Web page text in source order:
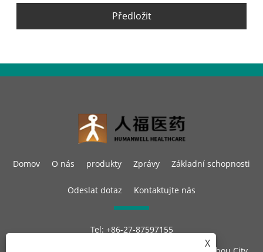
Předložit
Domov O nás produkty Zprávy Základní schopnosti
Odeslat dotaz Kontaktujte nás
Tel: +86-27-87597155
X